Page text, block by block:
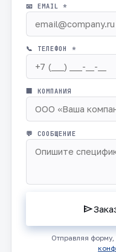
📧 EMAIL *
📞 ТЕЛЕФОН *
🏢 КОМПАНИЯ
💬 СООБЩЕНИЕ
send
Отправляя форму,